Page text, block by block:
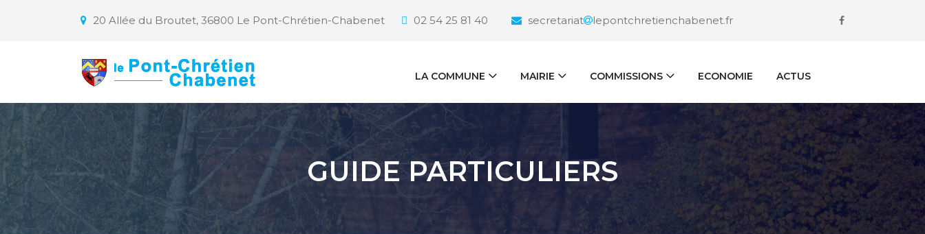
20 Allée du Broutet, 36800 Le Pont-Chrétien-Chabenet 02 54 25 81 40 secretariat lepontchretienchabenet.fr
LA COMMUNE MAIRIE COMMISSIONS ECONOMIE ACTUS
GUIDE PARTICULIERS